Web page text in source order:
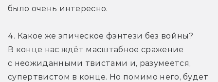
было очень интересно.
4. Какое же эпическое фэнтези без войны?
В конце нас ждёт масштабное сражение
с неожиданными твистами и, разумеется,
супертвистом в конце. Но помимо него, будет